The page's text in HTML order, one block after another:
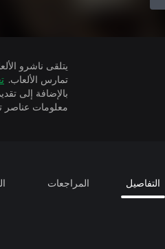
تمارس الألعاب.
بالإضافة إلى
معلومات عناصر
التفاصيل المراجعات